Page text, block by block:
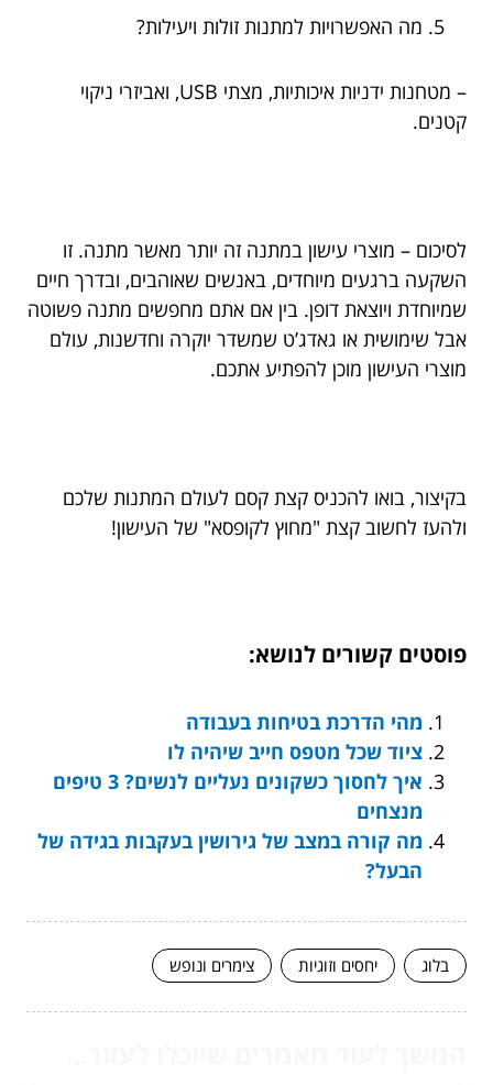
מה האפשרויות למתנות זולות ויעילות?
– מטחנות ידניות איכותיות, מצתי USB, ואביזרי ניקוי
קטנים.
לסיכום – מוצרי עישון במתנה זה יותר מאשר מתנה. זו
השקעה ברגעים מיוחדים, באנשים שאוהבים, ובדרך חיים
שמיוחדת ויוצאת דופן. בין אם אתם מחפשים מתנה פשוטה
אבל שימושית או גאדג’ט שמשדר יוקרה וחדשנות, עולם
מוצרי העישון מוכן להפתיע אתכם.
בקיצור, בואו להכניס קצת קסם לעולם המתנות שלכם
ולהעז לחשוב קצת "מחוץ לקופסא" של העישון!
פוסטים קשורים לנושא:
מהי הדרכת בטיחות בעבודה
ציוד שכל מטפס חייב שיהיה לו
איך לחסוך כשקונים נעליים לנשים? 3 טיפים
מנצחים
מה קורה במצב של גירושין בעקבות בגידה של
הבעל?
בלוג יחסים וזוגיות צימרים ונופש